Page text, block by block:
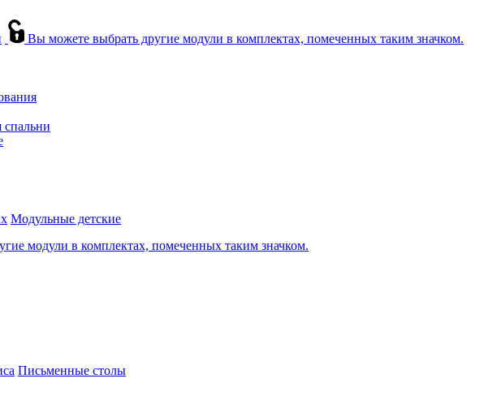
Вы можете выбрать другие модули в комплектах, помеченных таким значком.
Модульные детские
модули в комплектах, помеченных таким значком.
Письменные столы